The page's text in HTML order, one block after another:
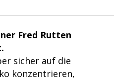
Fred Rutten
sicher auf die
konzentrieren,